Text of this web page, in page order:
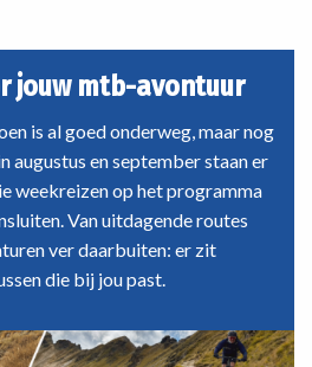
jouw mtb-avontuur
is al goed onderweg, maar nog
augustus en september staan er
weekreizen op het programma
Van uitdagende routes
ver daarbuiten: er zit
die bij jou past.